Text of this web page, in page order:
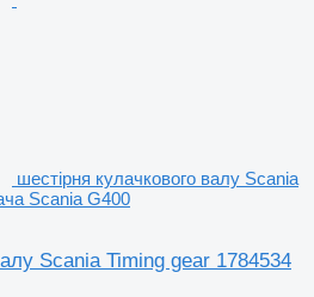
шестірня кулачкового валу Scania
Scania G400
Scania Timing gear 1784534